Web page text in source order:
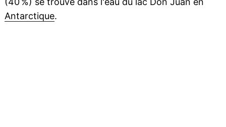
Antarctique.